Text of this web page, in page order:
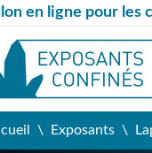
en ligne pour les
Exposants